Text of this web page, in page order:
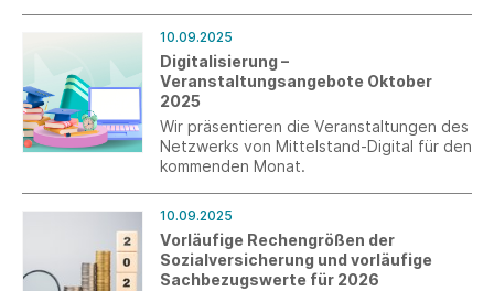
Unterstützung der Digitalisierung und
Innovation im Mittelstand gestartet.
10.09.2025
Digitalisierung –
Veranstaltungsangebote Oktober
2025
Wir präsentieren die Veranstaltungen des
Netzwerks von Mittelstand-Digital für den
kommenden Monat.
10.09.2025
Vorläufige Rechengrößen der
Sozialversicherung und vorläufige
Sachbezugswerte für 2026